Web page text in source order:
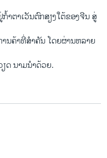
າ​ຕາ​ເວັນ​ຕົກ​ສຽງ​ໃຕ້​ຂອງ​ຈີນ ​ສູ່​
ານ​ຄ້າ​ທີ່ສໍາຄັນ ໂດຍຜ່ານ​ຫລາຍ​
ດ ນາມນຳດ້ວຍ.